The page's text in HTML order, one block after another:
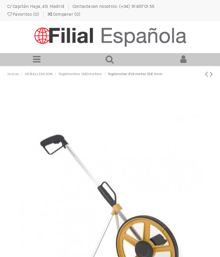
C/ Capitán Haya, 49. Madrid
Contacte con nosotros: (+34) 91 657 01 55
Favoritos (0) Comparar (0)
Inicio SEÑALIZACION Topómetros Odómetros Topómetro diámetro 318 mm